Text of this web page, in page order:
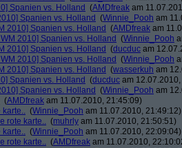
Spanien vs. Holland (AMDfreak am
Spanien vs. Holland (Winnie_Pooh am
2010] Spanien vs. Holland (AMDfreak am
2010] Spanien vs. Holland (Winnie_Pooh
2010] Spanien vs. Holland (ducduc am
2010] Spanien vs. Holland (Winnie_Pooh
2010] Spanien vs. Holland (wasserkuh am
Spanien vs. Holland (ducduc am
Spanien vs. Holland (Winnie_Pooh am
(AMDfreak am 11.07.2010, 21:45:09)
karte.. (Winnie_Pooh am 11.07.2010, 21:49:12)
rote karte.. (muhrly am 11.07.2010, 21:50:51)
karte.. (Winnie_Pooh am 11.07.2010, 22:09:04)
rote karte.. (AMDfreak am 11.07.2010,